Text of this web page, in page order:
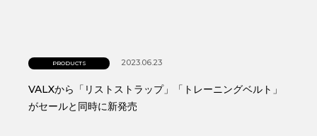
PRODUCTS 2023.06.23
VALXから「リストストラップ」「トレーニングベルト」
がセールと同時に新発売